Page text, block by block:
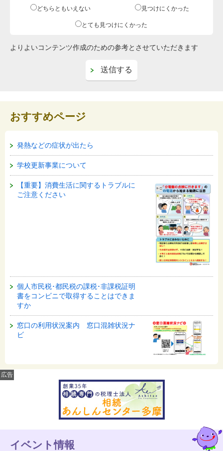
どちらともいえない 見つけにくかった
とても見つけにくかった
よりよいコンテンツ作成のための参考とさせていただきます
おすすめページ
発熱などの症状が出たら
学校更新事業について
【重要】消費生活に関するトラブルに
ご注意ください
個人市民税･都民税の課税･非課税証明
書をコンビニで取得することはできま
すか
窓口の利用状況案内 窓口混雑状況ナ
ビ
広告
イベント情報